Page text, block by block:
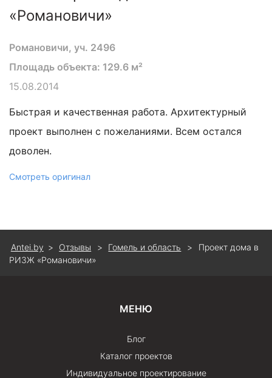
«Романовичи»
Романовичи, уч. 2496
Площадь объекта: 129.6 м²
15.08.2014
Быстрая и качественная работа. Архитектурный
проект выполнен с пожеланиями. Всем остался
доволен.
Смотреть оригинал
Antei.by > Отзывы > Гомель и область >
Проект дома в
РИЗЖ «Романовичи»
МЕНЮ
Блог
Каталог проектов
Индивидуальное проектирование